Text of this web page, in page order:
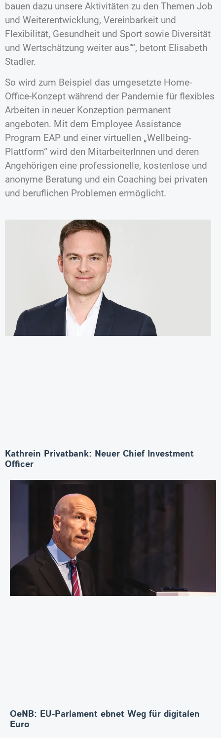
bauen dazu unsere Aktivitäten zu den Themen Job
und Weiterentwicklung, Vereinbarkeit und
Flexibilität, Gesundheit und Sport sowie Diversität
und Wertschätzung weiter aus “, betont Elisabeth
Stadler.
So wird zum Beispiel das umgesetzte Home-
Office-Konzept während der Pandemie für flexibles
Arbeiten in neuer Konzeption permanent
angeboten. Mit dem Employee Assistance
Program EAP und einer virtuellen „Wellbeing-
Plattform“ wird den MitarbeiterInnen und deren
Angehörigen eine professionelle, kostenlose und
anonyme Beratung und ein Coaching bei privaten
und beruflichen Problemen ermöglicht.
Kathrein Privatbank: Neuer Chief Investment
Officer
OeNB: EU-Parlament ebnet Weg für digitalen
Euro